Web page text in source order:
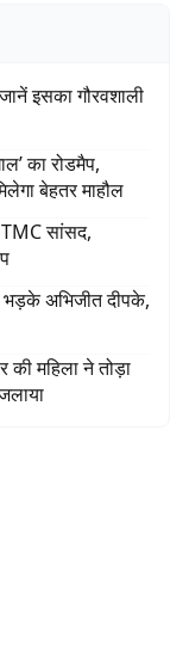
इसका गौरवशाली
का रोडमैप,
बेहतर माहौल
सांसद,
भड़के अभिजीत दीपके,
महिला ने तोड़ा